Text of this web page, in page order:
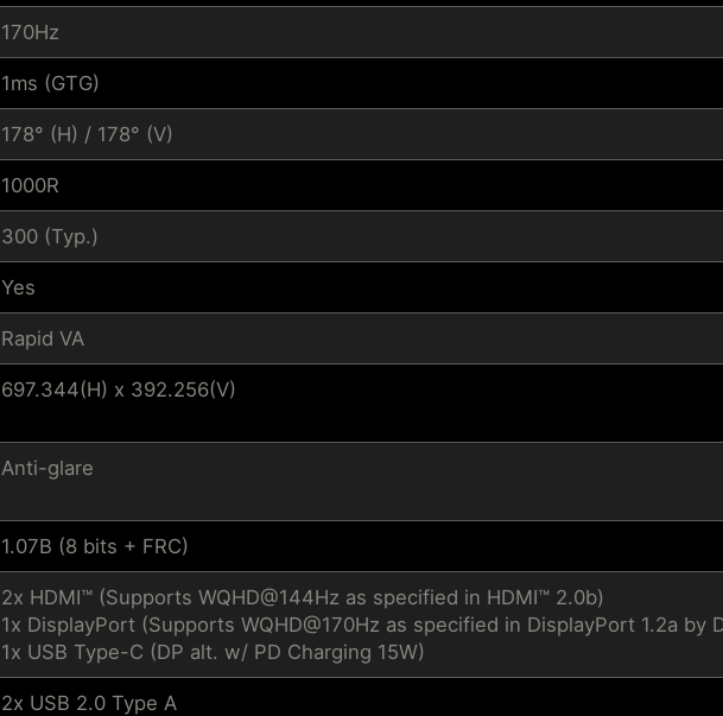
170Hz
1ms (GTG)
178° (H) / 178° (V)
1000R
300 (Typ.)
Yes
Rapid VA
697.344(H) x 392.256(V)
Anti-glare
1.07B (8 bits + FRC)
2x HDMI™ (Supports WQHD@144Hz as specified in HDMI™ 2.0b)
1x DisplayPort (Supports WQHD@170Hz as specified in DisplayPort 1.2a by
1x USB Type-C (DP alt. w/ PD Charging 15W)
2x USB 2.0 Type A